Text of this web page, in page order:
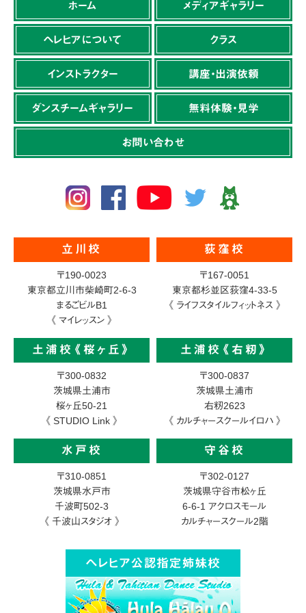
ホーム メディアギャラリー
ヘレヒアについて クラス
インストラクター 講座・出演依頼
ダンスチームギャラリー 無料体験・見学
お問い合わせ
立川校
〒190-0023
東京都立川市柴崎町2-6-3
まるごビルB1
《 マイレッスン 》
荻窪校
〒167-0051
東京都杉並区荻窪4-33-5
《 ライフスタイルフィットネス 》
土浦校《桜ヶ丘》
〒300-0832
茨城県土浦市
桜ヶ丘50-21
《 STUDIO Link 》
土浦校《右籾》
〒300-0837
茨城県土浦市
右籾2623
《 カルチャースクールイロハ 》
水戸校
〒310-0851
茨城県水戸市
千波町502-3
《 千波山スタジオ 》
守谷校
〒302-0127
茨城県守谷市松ヶ丘
6-6-1 アクロスモール
カルチャースクール2階